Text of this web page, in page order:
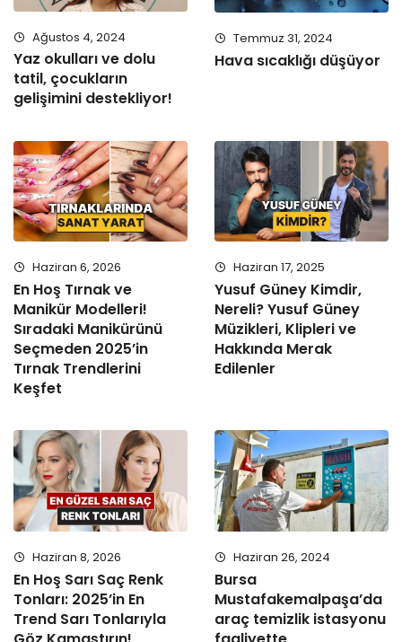
Ağustos 4, 2024
Yaz okulları ve dolu
tatil, çocukların
gelişimini destekliyor!
Temmuz 31, 2024
Hava sıcaklığı düşüyor
Haziran 6, 2026
En Hoş Tırnak ve
Manikür Modelleri!
Sıradaki Manikürünü
Seçmeden 2025’in
Tırnak Trendlerini
Keşfet
Haziran 17, 2025
Yusuf Güney Kimdir,
Nereli? Yusuf Güney
Müzikleri, Klipleri ve
Hakkında Merak
Edilenler
Haziran 8, 2026
En Hoş Sarı Saç Renk
Tonları: 2025’in En
Trend Sarı Tonlarıyla
Haziran 26, 2024
Bursa
Mustafakemalpaşa’da
araç temizlik istasyonu